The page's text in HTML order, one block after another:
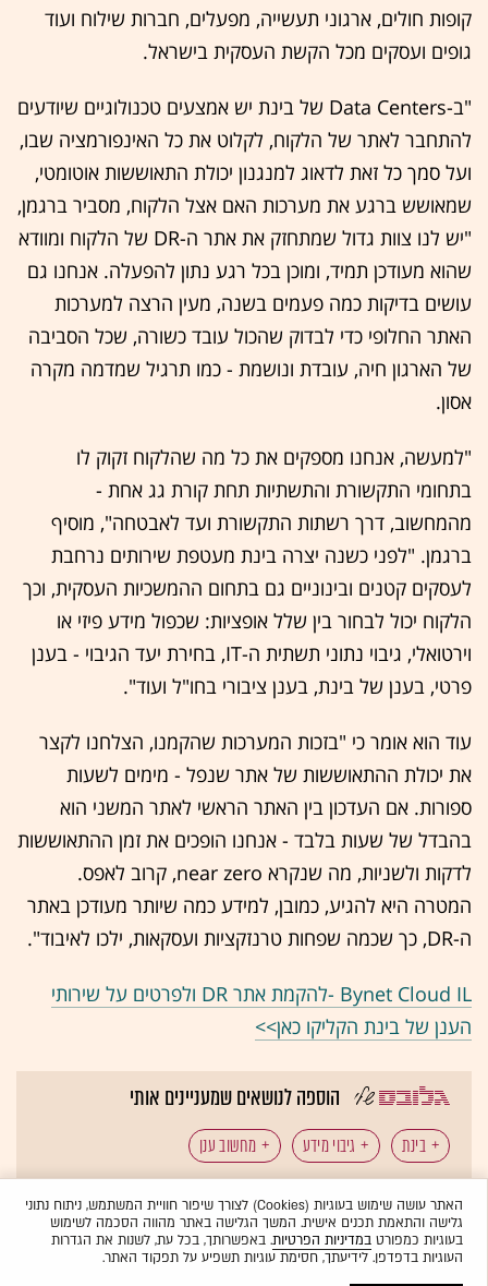
קופות חולים, ארגוני תעשייה, מפעלים, חברות שילוח ועוד
גופים ועסקים מכל הקשת העסקית בישראל.
"ב-Data Centers של בינת יש אמצעים טכנולוגיים שיודעים
להתחבר לאתר של הלקוח, לקלוט את כל האינפורמציה שבו,
ועל סמך כל זאת לדאוג למנגנון יכולת התאוששות אוטומטי,
שמאושש ברגע את מערכות האם אצל הלקוח, מסביר ברגמן,
"יש לנו צוות גדול שמתחזק את אתר ה-DR של הלקוח ומוודא
שהוא מעודכן תמיד, ומוכן בכל רגע נתון להפעלה. אנחנו גם
עושים בדיקות כמה פעמים בשנה, מעין הרצה למערכות
האתר החלופי כדי לבדוק שהכול עובד כשורה, שכל הסביבה
של הארגון חיה, עובדת ונושמת - כמו תרגיל שמדמה מקרה
אסון.
"למעשה, אנחנו מספקים את כל מה שהלקוח זקוק לו
בתחומי התקשורת והתשתיות תחת קורת גג אחת -
מהמחשוב, דרך רשתות התקשורת ועד לאבטחה", מוסיף
ברגמן. "לפני כשנה יצרה בינת מעטפת שירותים נרחבת
לעסקים קטנים ובינוניים גם בתחום ההמשכיות העסקית, וכך
הלקוח יכול לבחור בין שלל אופציות: שכפול מידע פיזי או
וירטואלי, גיבוי נתוני תשתית ה-IT, בחירת יעד הגיבוי - בענן
פרטי, בענן של בינת, בענן ציבורי בחו"ל ועוד".
עוד הוא אומר כי "בזכות המערכות שהקמנו, הצלחנו לקצר
את יכולת ההתאוששות של אתר שנפל - מימים לשעות
ספורות. אם העדכון בין האתר הראשי לאתר המשני הוא
בהבדל של שעות בלבד - אנחנו הופכים את זמן ההתאוששות
לדקות ולשניות, מה שנקרא near zero, קרוב לאפס.
המטרה היא להגיע, כמובן, למידע כמה שיותר מעודכן באתר
ה-DR, כך שכמה שפחות טרנזקציות ועסקאות, ילכו לאיבוד".
Bynet Cloud IL -להקמת אתר DR ולפרטים על שירותי
הענן של בינת הקליקו כאן>>
הוספה לנושאים שמעניינים אותי
בינת גיבוי מידע
מחשוב ענן
האתר עושה שימוש בעוגיות (Cookies) לצורך שיפור חוויית המשתמש, ניתוח נתוני
גלישה והתאמת תכנים אישית. המשך הגלישה באתר מהווה הסכמה לשימוש
בעוגיות כמפורטבמדיניות הפרטיות. באפשרותך, בכל עת, לשנות את הגדרות
העוגיות בדפדפן. לידיעתך, חסימת עוגיות תשפיע על תפקוד האתר.